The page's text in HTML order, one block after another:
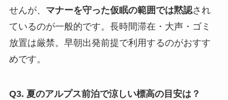
せんが、 マナーを守った仮眠の範囲では黙認され
ているのが一般的です。長時間滞在・大声・ゴミ
放置は厳禁。早朝出発前提で利用するのがおすす
めです。
Q3. 夏のアルプス前泊で涼しい標高の目安は？